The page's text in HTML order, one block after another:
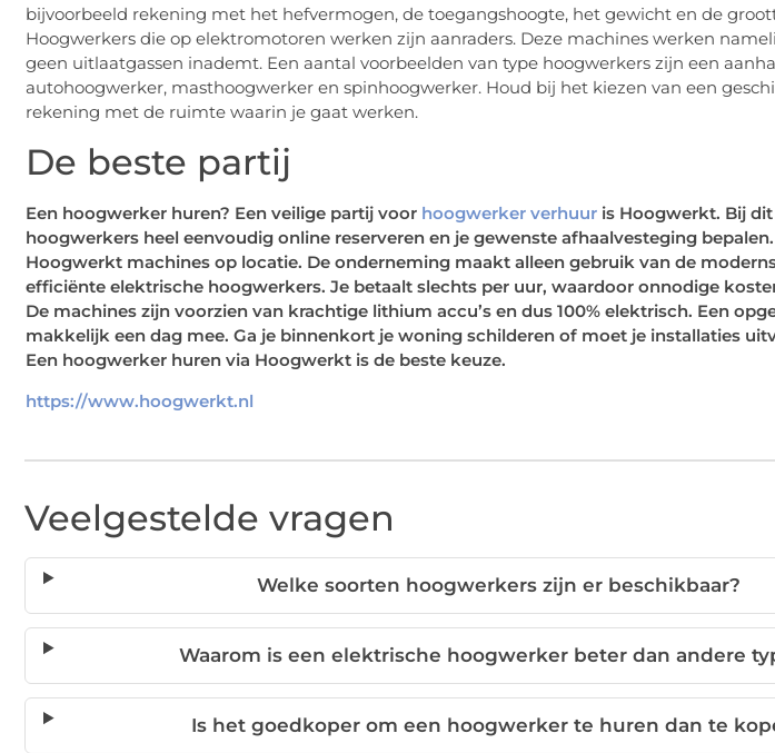
bijvoorbeeld rekening met het hefvermogen, de toegangshoogte, het gewicht en de
Hoogwerkers die op elektromotoren werken zijn aanraders. Deze machines werken
geen uitlaatgassen inademt. Een aantal voorbeelden van type hoogwerkers zijn een
autohoogwerker, masthoogwerker en spinhoogwerker. Houd bij het kiezen van een
rekening met de ruimte waarin je gaat werken.
De beste partij
Een hoogwerker huren? Een veilige partij voor hoogwerker verhuur is Hoogwerkt. Bij
hoogwerkers heel eenvoudig online reserveren en je gewenste afhaalvesteging
Hoogwerkt machines op locatie. De onderneming maakt alleen gebruik van de
efficiënte elektrische hoogwerkers. Je betaalt slechts per uur, waardoor onnodige
De machines zijn voorzien van krachtige lithium accu’s en dus 100% elektrisch. Een
makkelijk een dag mee. Ga je binnenkort je woning schilderen of moet je installaties
Een hoogwerker huren via Hoogwerkt is de beste keuze.
https://www.hoogwerkt.nl
Veelgestelde vragen
Welke soorten hoogwerkers zijn er beschikbaar?
Waarom is een elektrische hoogwerker beter dan andere
Is het goedkoper om een hoogwerker te huren dan te